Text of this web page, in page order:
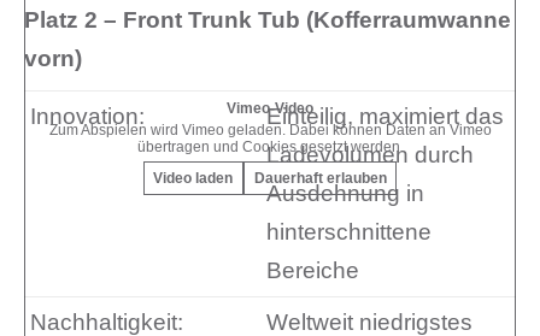
Vimeo-Video
Zum Abspielen wird Vimeo geladen. Dabei können Daten an Vimeo
übertragen und Cookies gesetzt werden.
Video laden Dauerhaft erlauben
Platz 2 – Front Trunk Tub (Kofferraumwanne
vorn)
Innovation:
Einteilig, maximiert das
Ladevolumen durch
Ausdehnung in
hinterschnittene
Bereiche
Nachhaltigkeit:
Weltweit niedrigstes